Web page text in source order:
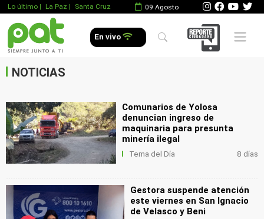
Lo último | La Paz | Santa Cruz 09 Agosto
En vivo Mobile
NOTICIAS
.
Comunarios de Yolosa
denuncian ingreso de
maquinaria para presunta
minería ilegal
Tema del Día 8 días
Gestora suspende atención
este viernes en San Ignacio
de Velasco y Beni